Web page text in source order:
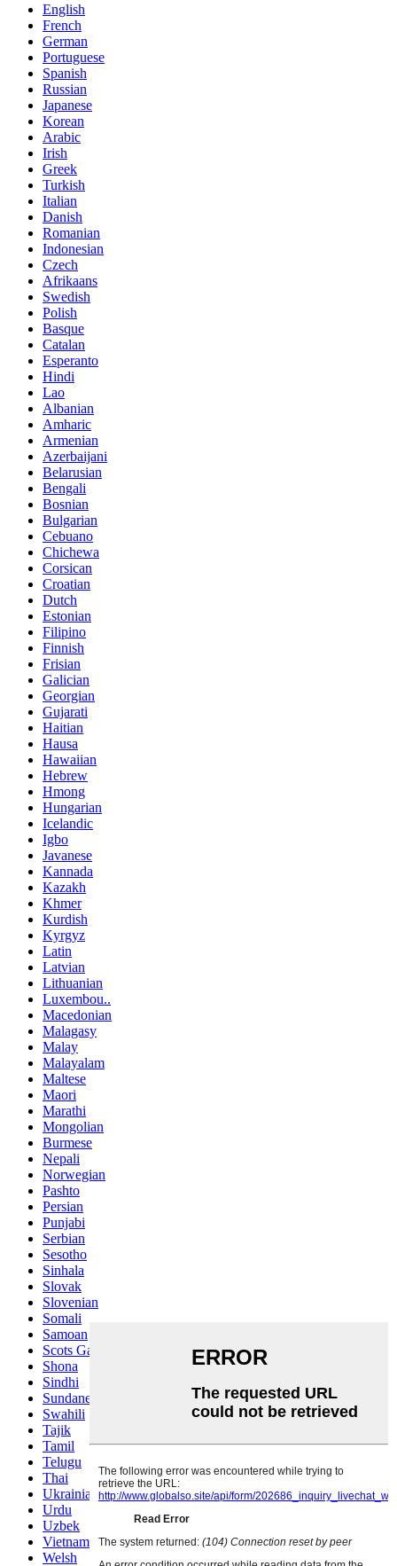
English
French
German
Portuguese
Spanish
Russian
Japanese
Korean
Arabic
Irish
Greek
Turkish
Italian
Danish
Romanian
Indonesian
Czech
Afrikaans
Swedish
Polish
Basque
Catalan
Esperanto
Hindi
Lao
Albanian
Amharic
Armenian
Azerbaijani
Belarusian
Bengali
Bosnian
Bulgarian
Cebuano
Chichewa
Corsican
Croatian
Dutch
Estonian
Filipino
Finnish
Frisian
Galician
Georgian
Gujarati
Haitian
Hausa
Hawaiian
Hebrew
Hmong
Hungarian
Icelandic
Igbo
Javanese
Kannada
Kazakh
Khmer
Kurdish
Kyrgyz
Latin
Latvian
Lithuanian
Luxembou..
Macedonian
Malagasy
Malay
Malayalam
Maltese
Maori
Marathi
Mongolian
Burmese
Nepali
Norwegian
Pashto
Persian
Punjabi
Serbian
Sesotho
Sinhala
Slovak
Slovenian
Somali
Samoan
Scots Gaelic
Shona
Sindhi
Sundanese
Swahili
Tajik
Tamil
Telugu
Thai
Ukrainian
Urdu
Uzbek
Vietnamese
Welsh